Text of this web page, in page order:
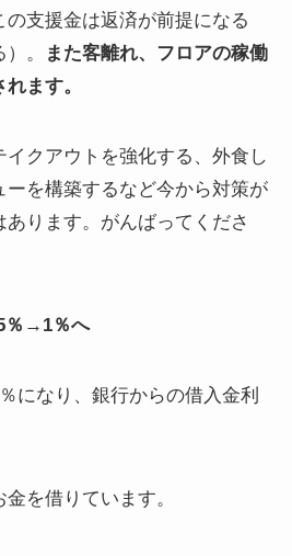
支援金は返済が前提になる
。
また客離れ、フロアの稼働
ます。
クアウトを強化する、外食し
ーを構築するなど今から対策が
ります。がんばってくださ
％→ 1％へ
になり、銀行からの借入金利
を借りています。